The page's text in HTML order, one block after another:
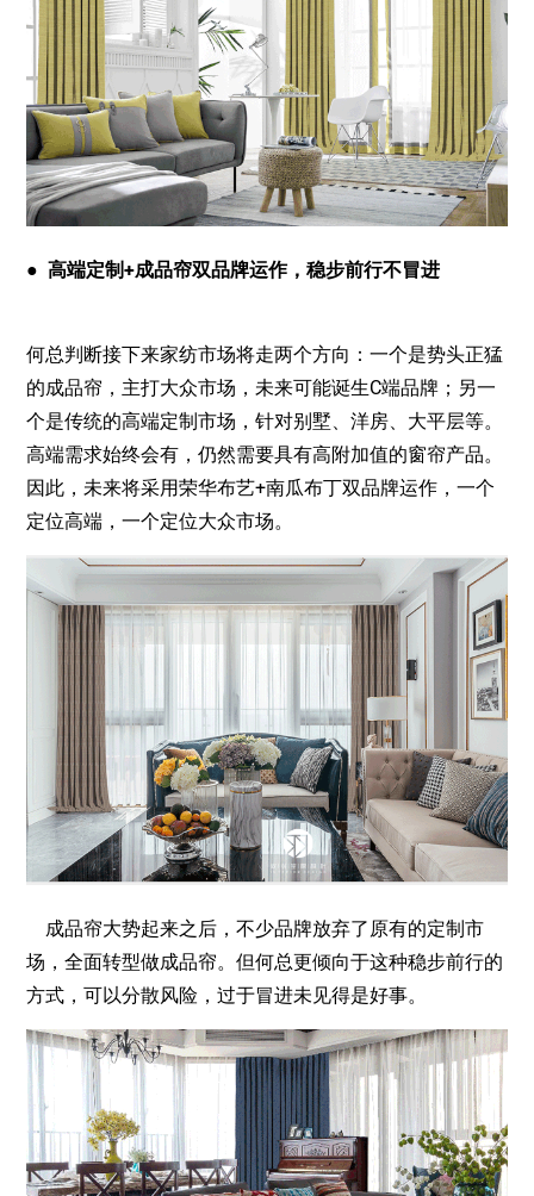
● 高端定制+成品帘双品牌运作，稳步前行不冒进
何总判断接下来家纺市场将走两个方向：一个是势头正猛
的成品帘，主打大众市场，未来可能诞生C端品牌；另一
个是传统的高端定制市场，针对别墅、洋房、大平层等。
高端需求始终会有，仍然需要具有高附加值的窗帘产品。
因此，未来将采用荣华布艺+南瓜布丁双品牌运作，一个
定位高端，一个定位大众市场。
成品帘大势起来之后，不少品牌放弃了原有的定制市
场，全面转型做成品帘。但何总更倾向于这种稳步前行的
方式，可以分散风险，过于冒进未见得是好事。